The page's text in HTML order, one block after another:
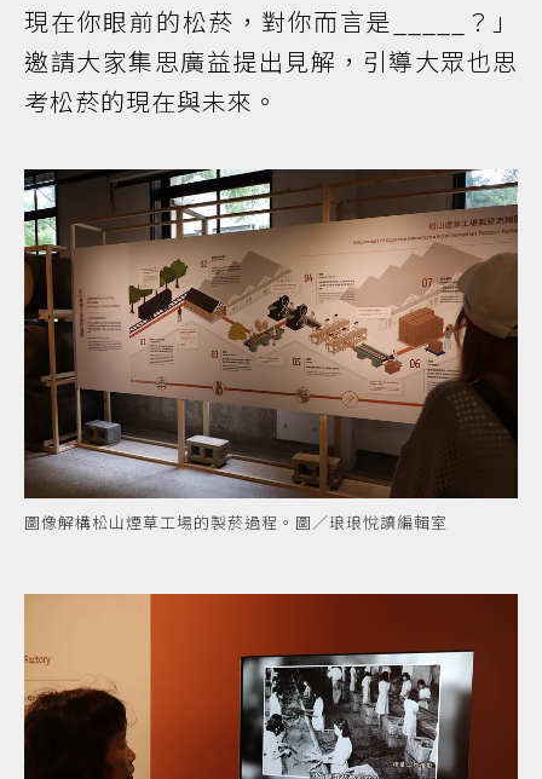
現在你眼前的松菸，對你而言是_____？」
邀請大家集思廣益提出見解，引導大眾也思
考松菸的現在與未來。
圖像解構松山煙草工場的製菸過程。圖／琅琅悅讀編輯室